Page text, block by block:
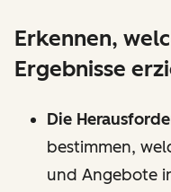
Erkennen,
Ergebnisse
Die
bestimmen,
und Angebote